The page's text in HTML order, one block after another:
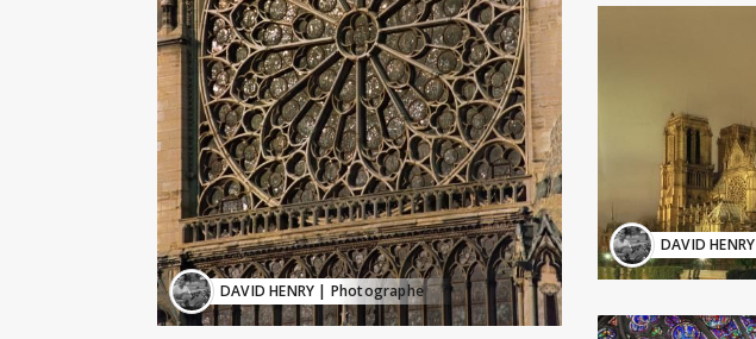
DAVID HENRY | Photographe
DAVID HENRY